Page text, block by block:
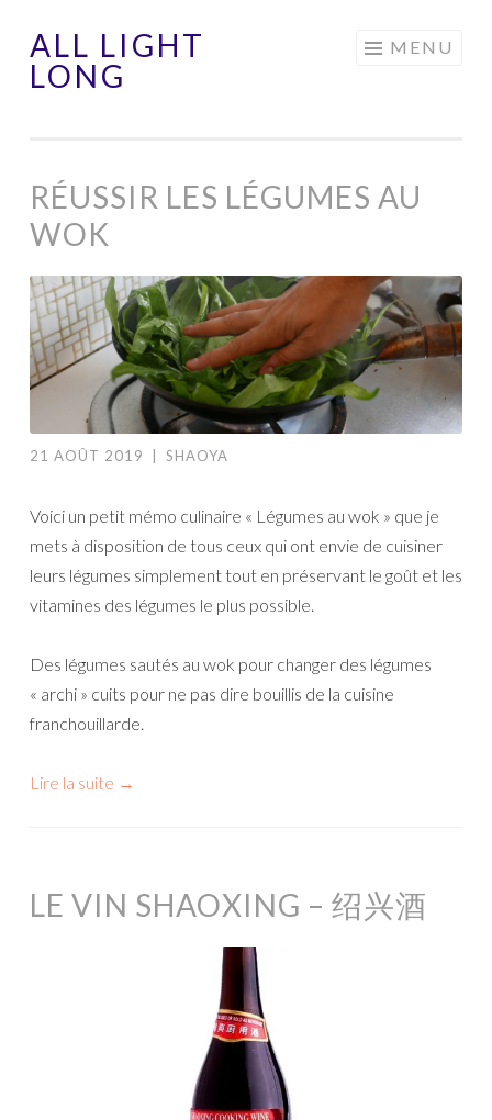
Aller
ALL LIGHT
LONG
MENU
RÉUSSIR LES LÉGUMES AU
WOK
21 AOÛT 2019 SHAOYA
Voici un petit mémo culinaire « Légumes au wok » que je
mets à disposition de tous ceux qui ont envie de cuisiner
leurs légumes simplement tout en préservant le goût et les
vitamines des légumes le plus possible.
Des légumes sautés au wok pour changer des légumes
« archi » cuits pour ne pas dire bouillis de la cuisine
franchouillarde.
Lire la suite →
LE VIN SHAOXING – 绍兴酒